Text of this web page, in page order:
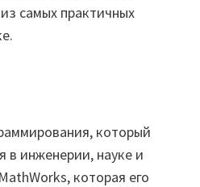
самых практичных
который
в инженерии, науке и
которая его